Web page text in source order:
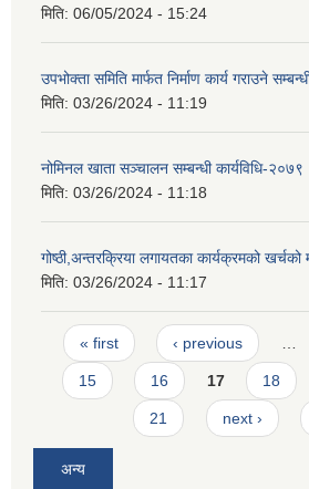
मिति: 06/05/2024 - 15:24
उपभोक्ता समिति मार्फत निर्माण कार्य गराउने
मिति: 03/26/2024 - 11:19
नोमिनल खाता सञ्चालन सम्बन्धी कार्यविधि-२०७९
मिति: 03/26/2024 - 11:18
गोष्ठी,अन्तरक्रिया लगायतका कार्यक्रमको
मिति: 03/26/2024 - 11:17
Pages
« first ‹ previous
15 16 17 18
21 next ›
अन्य